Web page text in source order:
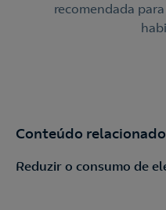
recomendada
Conteúdo relacionado
Reduzir o consumo de